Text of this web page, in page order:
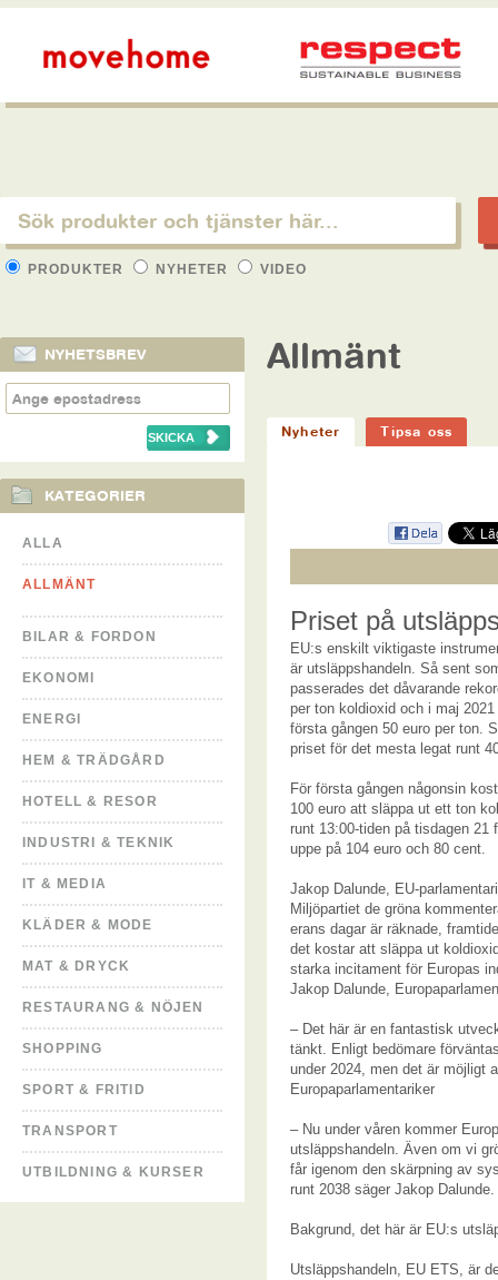
PRODUKTER NYHETER VIDEO
NYHETSBREV
KATEGORIER
ALLA
ALLMÄNT
BILAR & FORDON
EKONOMI
ENERGI
HEM & TRÄDGÅRD
HOTELL & RESOR
INDUSTRI & TEKNIK
IT & MEDIA
KLÄDER & MODE
MAT & DRYCK
RESTAURANG & NÖJEN
SHOPPING
SPORT & FRITID
TRANSPORT
UTBILDNING & KURSER
Allmänt
Nyheter Tipsa oss
Priset på
EU:s enskilt viktigaste
är utsläppshandeln. Så sent
passerades det dåvarande
per ton koldioxid och i maj
första gången 50 euro per ton.
priset för det mesta legat runt
För första gången någonsin
100 euro att släppa ut ett ton
runt 13:00-tiden på tisdagen 21
uppe på 104 euro och 80 cent.
Jakop Dalunde, EU-
Miljöpartiet de gröna
erans dagar är räknade,
det kostar att släppa ut
starka incitament för Europas
Jakop Dalunde,
– Det här är en fantastisk
tänkt. Enligt bedömare
under 2024, men det är möjligt
Europaparlamentariker
– Nu under våren kommer
utsläppshandeln. Även om vi
får igenom den skärpning av
runt 2038 säger Jakop Dalunde.
Bakgrund, det här är EU:s
Utsläppshandeln, EU ETS, är